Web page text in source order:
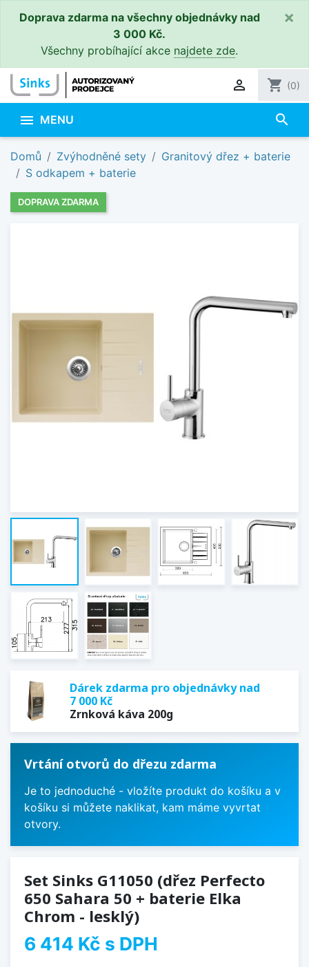
Doprava zdarma na všechny objednávky nad
3 000 Kč.
Všechny probíhající akce najdete zde.
×
 shopping_cart (0)
 MENU search
Domů Zvýhodněné sety
Granitový dřez + baterie
S odkapem + baterie
DOPRAVA ZDARMA
Dárek zdarma pro objednávky nad
7 000 Kč
Zrnková káva 200g
Vrtání otvorů do dřezu zdarma
Je to jednoduché - vložíte produkt do košíku a v
košíku si můžete naklikat, kam máme vyvrtat
otvory.
Set Sinks G11050 (dřez Perfecto
650 Sahara 50 + baterie Elka
Chrom - lesklý)
6 414 Kč s DPH